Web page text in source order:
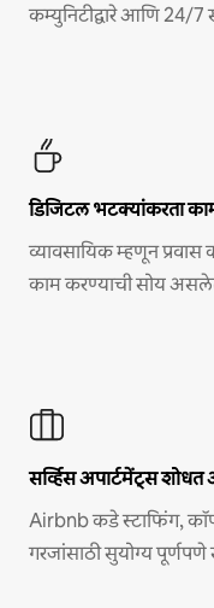
कम्युनिटीद्वारे आणि 24/7
डिजिटल भटक्यांकरता
व्यावसायिक म्हणून
काम करण्याची सोय
सर्व्हिस अपार्टमेंट्स
Airbnb कडे स्टाफिंग,
गरजांसाठी सुयोग्य